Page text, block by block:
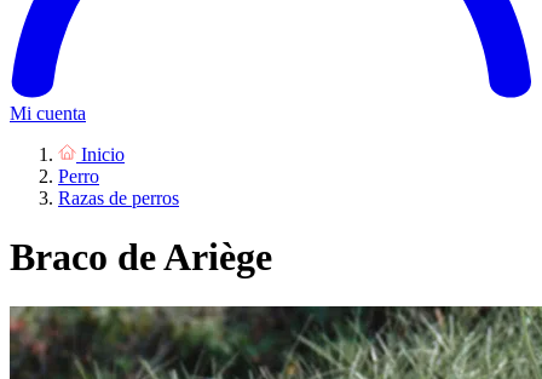
Mi cuenta
Inicio
Perro
Razas de perros
Braco de Ariège